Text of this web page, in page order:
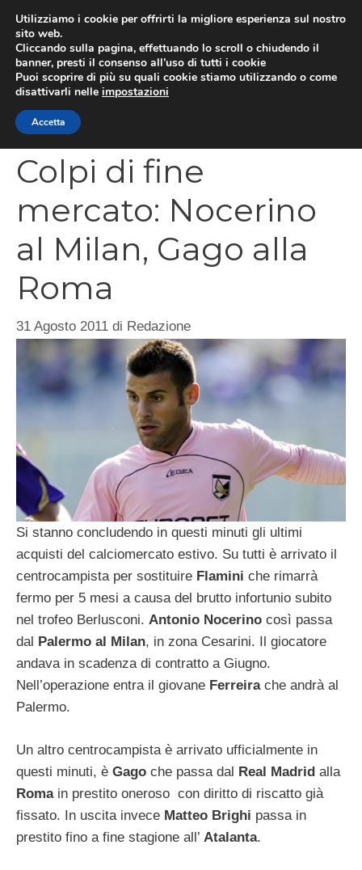
contenuto
Colpi di fine
mercato: Nocerino
al Milan, Gago alla
Roma
31 Agosto 2011 di Redazione
Si stanno concludendo in questi minuti gli ultimi
acquisti del calciomercato estivo. Su tutti è arrivato il
centrocampista per sostituire Flamini che rimarrà
fermo per 5 mesi a causa del brutto infortunio subito
nel trofeo Berlusconi. Antonio Nocerino così passa
dal Palermo al Milan, in zona Cesarini. Il giocatore
andava in scadenza di contratto a Giugno.
Nell’operazione entra il giovane Ferreirache andrà al
Palermo.
Un altro centrocampista è arrivato ufficialmente in
questi minuti, è Gago che passa dal Real Madrid alla
Romain prestito oneroso con diritto di riscatto già
fissato. In uscita invece Matteo Brighi passa in
prestito fino a fine stagione all’ Atalanta.
Utilizziamo i cookie per offrirti la migliore esperienza sul nostro
sito web.
Cliccando sulla pagina, effettuando lo scroll o chiudendo il
banner, presti il consenso all’uso di tutti i cookie
Puoi scoprire di più su quali cookie stiamo utilizzando o come
disattivarli nelle impostazioni
Accetta